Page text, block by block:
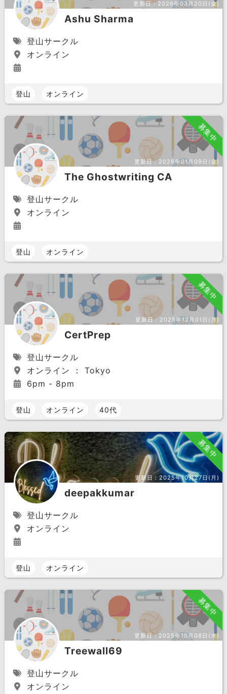
更新日：2026年03月20日(金)
Ashu Sharma
登山サークル
オンライン
登山 オンライン
募集中
更新日： 2026年01月09日(金)
The Ghostwriting CA
登山サークル
オンライン
登山 オンライン
募集中
更新日： 2025年12月01日(月)
CertPrep
登山サークル
オンライン ： Tokyo
6pm - 8pm
登山 オンライン 40代
募集中
更新日：2025年10月27日(月)
deepakkumar
登山サークル
オンライン
登山 オンライン
募集中
更新日： 2025年10月08日(水)
Treewall69
登山サークル
オンライン